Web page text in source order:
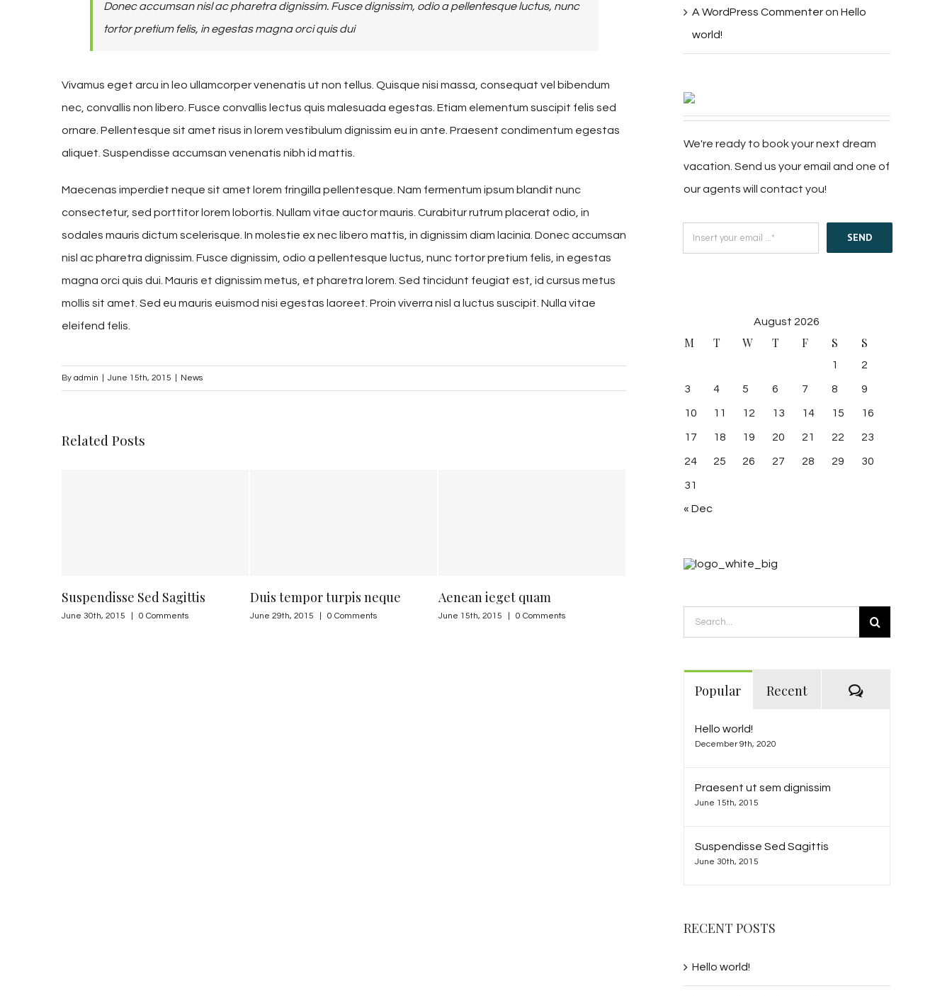
Donec accumsan nisl ac pharetra dignissim. Fusce dignissim, odio a pellentesque luctus, nunc
tortor pretium felis, in egestas magna orci quis dui
Vivamus eget arcu in leo ullamcorper venenatis ut non tellus. Quisque nisi massa, consequat vel bibendum
nec, convallis non libero. Fusce convallis lectus quis malesuada egestas. Etiam elementum suscipit felis sed
ornare. Pellentesque sit amet risus in lorem vestibulum dignissim eu in ante. Praesent condimentum egestas
aliquet. Suspendisse accumsan venenatis nibh id mattis.
Maecenas imperdiet neque sit amet lorem fringilla pellentesque. Nam fermentum ipsum blandit nunc
consectetur, sed porttitor lorem lobortis. Nullam vitae auctor mauris. Curabitur rutrum placerat odio, in
sodales mauris dictum scelerisque. In molestie ex nec libero mattis, in dignissim diam lacinia. Donec accumsan
nisl ac pharetra dignissim. Fusce dignissim, odio a pellentesque luctus, nunc tortor pretium felis, in egestas
magna orci quis dui. Mauris et dignissim metus, et pharetra lorem. Sed tincidunt feugiat est, id cursus metus
mollis sit amet. Sed eu mauris euismod nisi egestas laoreet. Proin viverra nisl a luctus suscipit. Nulla vitae
eleifend felis.
By admin June 15th, 2015 News
Related Posts
Suspendisse Sed Sagittis
June 30th, 2015 | 0 Comments
Duis tempor turpis neque
June 29th, 2015 | 0 Comments
Aenean ieget quam
June 15th, 2015 | 0 Comments 0 Comments
A WordPress Commenteron Hello
world!
We're ready to book your next dream
vacation. Send us your email and one of
our agents will contact you!
SEND
August 2026
M T W T F S S
1 2
3 4 5 6 7 8 9
10 11 12 13 14 15 16
17 18 19 20 21 22 23
24 25 26 27 28 29 30
31
« Dec
Search
for:
Popular Recent Comments
Hello world!
December 9th, 2020
Praesent ut sem dignissim
June 15th, 2015
Suspendisse Sed Sagittis
June 30th, 2015
RECENT POSTS
Hello world!